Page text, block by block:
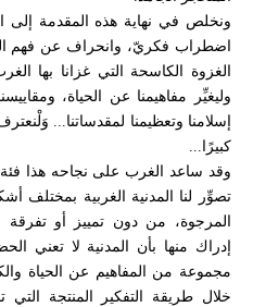
ونخلص في نهاية هذه المقدمة إلى
اضطراب فكريّ، وانحراف عن فهم
الغزوة الكاسحة التي غزانا بها
وليغيِّر مفاهيمنا عن الحياة،
إسلامنا وتعظيمنا لمقدساتنا...
كبيرًا...
وقد ساعد الغرب على نجاحه هذا فئة
تصوِّر لنا المدنية الغربية بمختلف
المرجوة، من دون تمييز أو
إدراك منها بأن المدنية لا تعني
مجموعة من المفاهيم عن الحياة
خلال طريقة التفكير المنتجة